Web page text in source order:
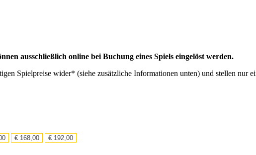
ausschließlich online bei Buchung eines Spiels eingelöst werden.
Spielpreise wider* (siehe zusätzliche Informationen unten) und stellen nur
€ 168,00 € 192,00